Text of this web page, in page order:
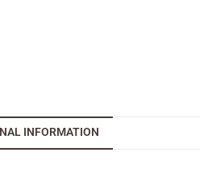
INFORMATION